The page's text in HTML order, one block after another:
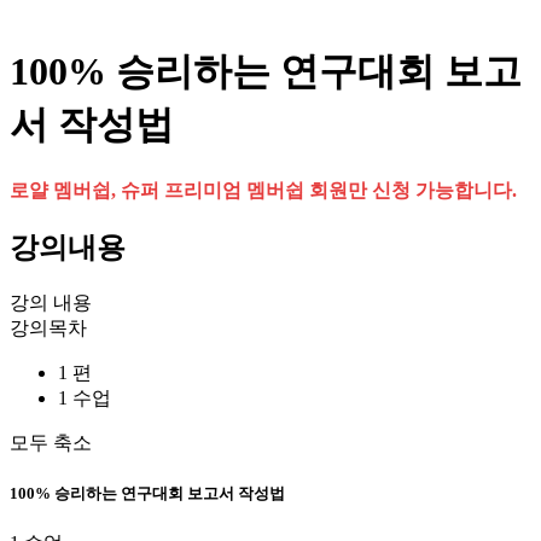
100% 승리하는 연구대회 보고
서 작성법
로얄 멤버쉽, 슈퍼 프리미엄 멤버쉽 회원만 신청 가능합니다.
강의내용
강의 내용
강의목차
1 편
1 수업
모두 축소
100% 승리하는 연구대회 보고서 작성법